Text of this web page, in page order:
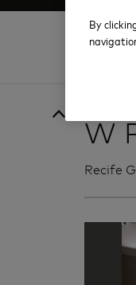
W
Recife
By